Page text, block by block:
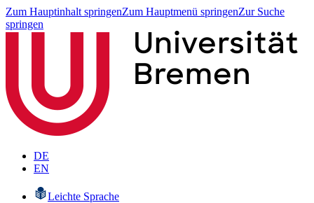
Zum Hauptinhalt springenZum Hauptmenü springenZur Suche
springen
DE
EN
Leichte Sprache